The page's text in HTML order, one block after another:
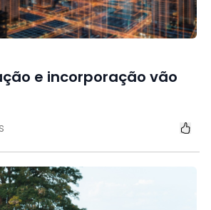
e incorporação vão